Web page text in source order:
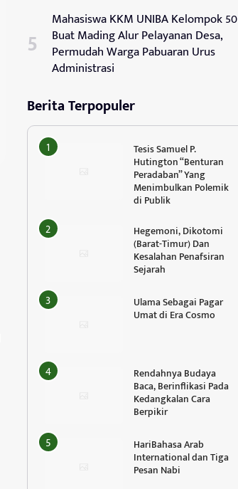
Mahasiswa KKM UNIBA Kelompok 50
Buat Mading Alur Pelayanan Desa,
Permudah Warga Pabuaran Urus
Administrasi
Berita Terpopuler
Tesis Samuel P.
Hutington “Benturan
Peradaban” Yang
Menimbulkan Polemik
di Publik
Hegemoni, Dikotomi
(Barat-Timur) Dan
Kesalahan Penafsiran
Sejarah
Ulama Sebagai Pagar
Umat di Era Cosmo
Rendahnya Budaya
Baca, Berinflikasi Pada
Kedangkalan Cara
Berpikir
HariBahasa Arab
International dan Tiga
Pesan Nabi